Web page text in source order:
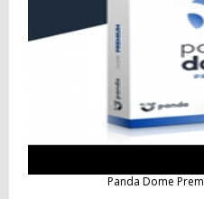
Panda Dome